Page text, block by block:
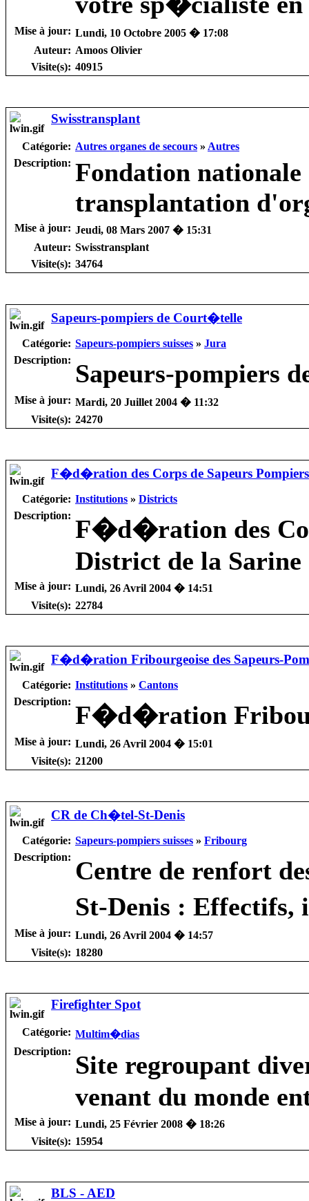
Mise à jour: Lundi, 10 Octobre 2005 � 17:08
Auteur: Amoos Olivier
Visite(s): 40915
Swisstransplant
Catégorie: Autres organes de secours » Autres
Description: Fondation nationale
transplantation
Mise à jour: Jeudi, 08 Mars 2007 � 15:31
Auteur: Swisstransplant
Visite(s): 34764
Sapeurs-pompiers de Court�telle
Catégorie: Sapeurs-pompiers suisses » Jura
Description: Sapeurs-pompiers
Mise à jour: Mardi, 20 Juillet 2004 � 11:32
Visite(s): 24270
F�d�ration des Corps de Sapeurs
Catégorie: Institutions » Districts
Description: F�d�ration des
District de la Sarine
Mise à jour: Lundi, 26 Avril 2004 � 14:51
Visite(s): 22784
F�d�ration Fribourgeoise des Sapeurs-
Catégorie: Institutions » Cantons
Description: F�d�ration
Mise à jour: Lundi, 26 Avril 2004 � 15:01
Visite(s): 21200
CR de Ch�tel-St-Denis
Catégorie: Sapeurs-pompiers suisses » Fribourg
Description: Centre de renfort
St-Denis : Effectifs,
Mise à jour: Lundi, 26 Avril 2004 � 14:57
Visite(s): 18280
Firefighter Spot
Catégorie: Multim�dias
Description: Site regroupant
venant du monde
Mise à jour: Lundi, 25 Février 2008 � 18:26
Visite(s): 15954
BLS - AED